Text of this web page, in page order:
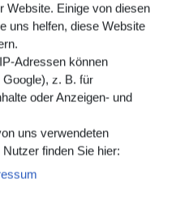
das viele nützliche
Latex hat. Das macht
Alternative zu Latex.
Material auch eine
und Lösungsmittel
betriebssicher schützen,
der Alten- und
Website. Einige von diesen
uns helfen, diese Website
Adressen können
z. B. für
oder Anzeigen- und
uns verwendeten
finden Sie hier: